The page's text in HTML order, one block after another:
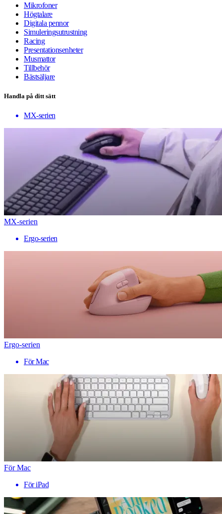
Mikrofoner
Högtalare
Digitala pennor
Simuleringsutrustning
Racing
Presentationsenheter
Musmattor
Tillbehör
Bästsäljare
Handla på ditt sätt
MX-serien
MX-serien
Ergo-serien
Ergo-serien
För Mac
För Mac
För iPad